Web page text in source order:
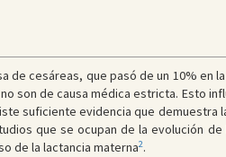
cesáreas, que pasó de un 10% en
son de causa médica estricta. Esto
suficiente evidencia que demuestra
que se ocupan de la evolución
de la lactancia materna2.